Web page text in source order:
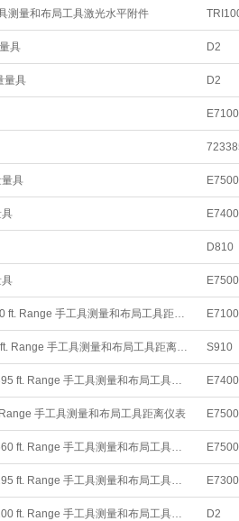
测量和布局工具激光水平附件
具 D2
量具 D2
E7100I
具 E7500I
具
D810
具 E7500
Laser Distance Meter, ±1/16" Accuracy, 0 to 200 ft. Range 手工具测量和布局工具距离仪表 E7100I
Laser Distance Meter, +/-1/16" Accuracy, 1000 ft. Range 手工具测量和布局工具距离仪表 S910
Laser Distance Meter, ±1/16" Accuracy, Up to 395 ft. Range 手工具测量和布局工具距离仪表
手工具测量和布局工具距离仪表 E7500
Laser Distance Meter, ±1/16" Accuracy, Up to 660 ft. Range 手工具测量和布局工具距离仪表 E7500I
Laser Distance Meter, ±1/16" Accuracy, Up to 295 ft. Range 手工具测量和布局工具距离仪表 E7300
Laser Distance Meter, ±3/64" Accuracy, Up to 200 ft. Range 手工具测量和布局工具距离仪表 D2